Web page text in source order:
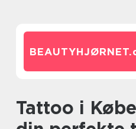
BEAUTYHJØRNET.
Tattoo i København: Find